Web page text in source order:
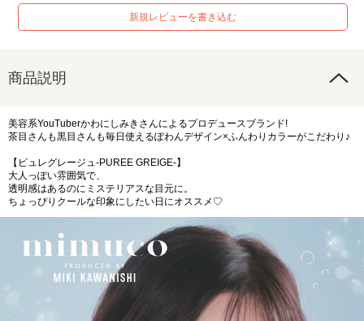
新規レビューを書き込む
商品説明
美容系YouTuberかわにしみきさんによるプロデュースブランド!
茶目さんも黒目さんも毎日使えるぽわんデザイン×ふんわりカラーがこだわり♪
【ピュレグレージュ-PUREE GREIGE-】
大人っぽい雰囲気で、
透明感はあるのにミステリアスな目元に。
ちょっぴりクールな印象にしたい日にオススメ♡